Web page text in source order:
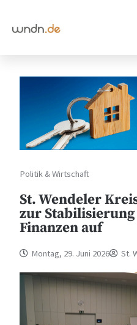
Politik & Wirtschaft
St. Wendeler
zur
Finanzen auf
Montag, 29. Juni 2026 St.